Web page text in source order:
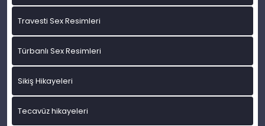
Travesti Sex Resimleri
Türbanlı Sex Resimleri
Sikiş Hikayeleri
Tecavüz hikayeleri